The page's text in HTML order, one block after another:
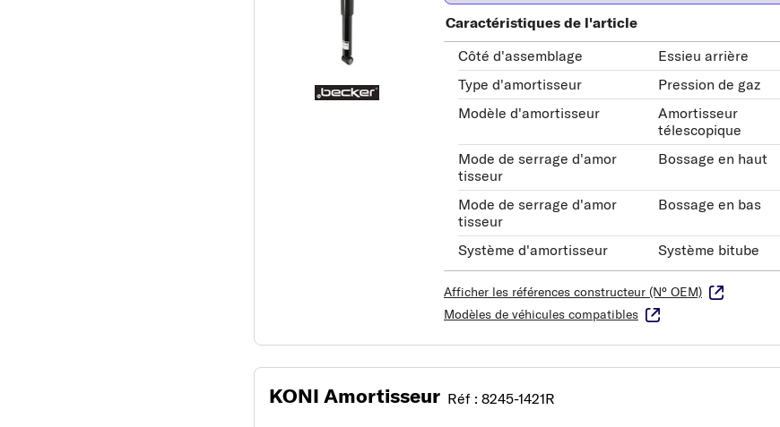
Caractéristiques de l'article
Côté d'assemblage
Essieu arrière
Type d'amortisseur
Pression de gaz
Modèle d'amortisseur
Amortisseur
télescopique
Mode de serrage d'amor
tisseur
Bossage en haut
Mode de serrage d'amor
tisseur
Bossage en bas
Système d'amortisseur Système bitube
Afficher les références constructeur (N° OEM)
Modèles de véhicules compatibles
KONI Amortisseur Réf : 8245-1421R